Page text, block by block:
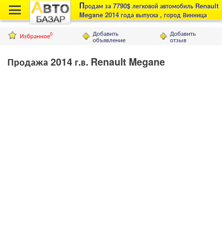
Продам за 7790$ легковой автомобиль Renault
Megane 2014 года выпуска , город Винница
Добавить
отзыв
Добавить
объявление
Избранное0
Продажа 2014 г.в. Renault Megane